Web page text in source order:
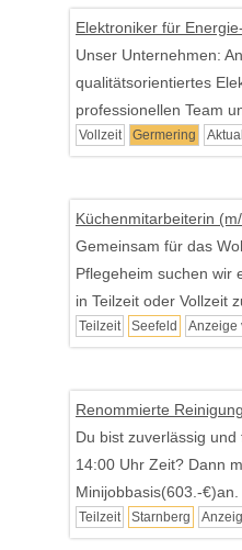
Elektroniker für
Unser Unternehmen:
qualitätsorientiertes
professionellen Team
Vollzeit Germering
Küchenmitarbeiterin
Gemeinsam für das
Pflegeheim suchen wir
in Teilzeit oder Vollzeit
Teilzeit Seefeld Anzeige
Renommierte
Du bist zuverlässig
14:00 Uhr Zeit? Dann
Minijobbasis(603.-€)an.
Teilzeit Starnberg